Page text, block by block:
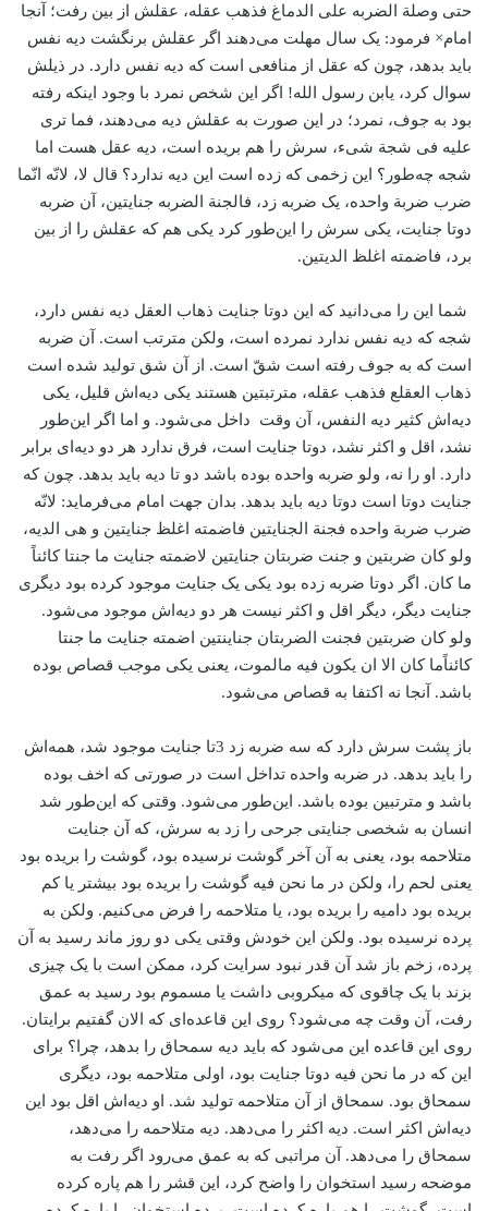
حتی وصلة الضربه علی الدماغ فذهب عقله، عقلش از بین رفت؛ آنجا
امام× فرمود: یک سال مهلت می‌دهند اگر عقلش برنگشت دیه نفس
باید بدهد، چون که عقل از منافعی است که دیه نفس دارد. در ذیلش
سوال کرد، یابن رسول الله! اگر این شخص نمرد با وجود اینکه رفته
بود به جوف، نمرد؛ در این صورت به عقلش دیه می‌دهند، فما تری
علیه فی شجة شیء، سرش را هم بریده است، دیه عقل هست اما
شجه چه‌طور؟ این زخمی که زده است این دیه ندارد؟ قال لا، لانّه انّما
ضرب ضربة واحده، یک ضربه زد، فالجنة الضربه جنایتین، آن ضربه
دوتا جنایت، یکی سرش را این‌طور کرد یکی هم که عقلش را از بین
برد، فاضمته اغلظ الدیتین.
شما این را می‌دانید که این دوتا جنایت ذهاب العقل دیه نفس دارد،
شجه که دیه نفس ندارد نمرده است، ولکن مترتب است. آن ضربه
است که به جوف رفته است شقّ است. از آن شق تولید شده است
ذهاب العقلع فذهب عقله، مترتبتین هستند یکی دیه‌اش قلیل، یکی
دیه‌اش کثیر دیه النفس، آن وقت داخل می‌شود. و اما اگر این‌طور
نشد، اقل و اکثر نشد، دوتا جنایت است، فرق ندارد هر دو دیه‌ای برابر
دارد. او را نه، ولو ضربه واحده بوده باشد دو تا دیه باید بدهد. چون که
جنایت دوتا است دوتا دیه باید بدهد. بدان جهت امام می‌فرماید: لانّه
ضرب ضربة واحده فجنة الجنایتین فاضمته اغلظ جنایتین و هی الدیه،
ولو کان ضربتین و جنت ضربتان جنایتین لاضمته جنایت ما جنتا کائناً
ما کان. اگر دوتا ضربه زده بود یکی یک جنایت موجود کرده بود دیگری
جنایت دیگر، دیگر اقل و اکثر نیست هر دو دیه‌اش موجود می‌شود.
ولو کان ضربتین فجنت الضربتان جناینتین اضمته جنایت ما جنتا
کائناً‌ما کان الا ان یکون فیه مالموت، یعنی یکی موجب قصاص بوده
باشد. آنجا نه اکتفا به قصاص می‌شود.
باز پشت سرش دارد که سه ضربه زد 3تا جنایت موجود شد، همه‌اش
را باید بدهد. در ضربه واحده تداخل است در صورتی که اخف بوده
باشد و مترتبین بوده باشد. این‌طور می‌شود. وقتی که این‌طور شد
انسان به شخصی جنایتی جرحی را زد به سرش، که آن جنایت
متلاحمه بود، یعنی به آن آخر گوشت نرسیده بود، گوشت را بریده بود
یعنی لحم را، ولکن در ما نحن فیه گوشت را بریده بود بیشتر یا کم
بریده بود دامیه را بریده بود، یا متلاحمه را فرض می‌کنیم. ولکن به
پرده نرسیده بود. ولکن این خودش وقتی یکی دو روز ماند رسید به آن
پرده، زخم باز شد آن قدر نبود سرایت کرد، ممکن است با یک چیزی
بزند با یک چاقوی که میکروبی داشت یا مسموم بود رسید به عمق
رفت، آن وقت چه می‌شود؟ روی این قاعده‌ای که الان گفتیم برایتان.
روی این قاعده این می‌شود که باید دیه سمحاق را بدهد، چرا؟ برای
این که در ما نحن فیه دوتا جنایت بود، اولی متلاحمه بود، دیگری
سمحاق بود. سمحاق از آن متلاحمه تولید شد. او دیه‌اش اقل بود این
دیه‌اش اکثر است. دیه اکثر را می‌دهد. دیه متلاحمه را می‌دهد،
سمحاق را می‌دهد. آن مراتبی که به عمق می‌رود اگر رفت به
موضحه رسید استخوان را واضح کرد، این قشر را هم پاره کرده